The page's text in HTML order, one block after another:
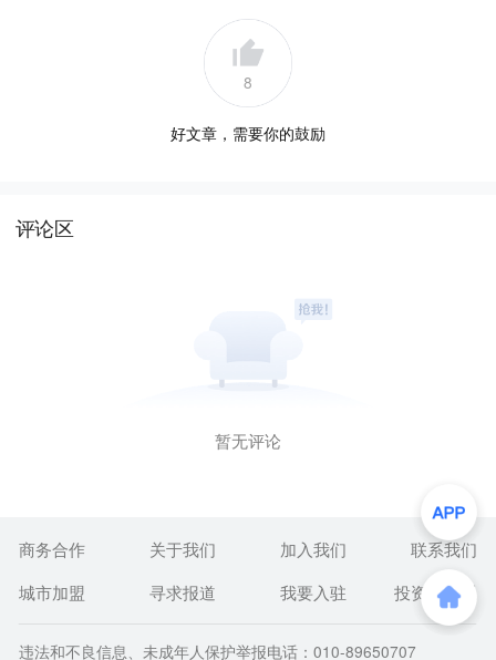
8
好文章，需要你的鼓励
评论区
暂无评论
商务合作 关于我们 加入我们
联系我们
城市加盟
寻求报道 我要入驻 投资者关系
违法和不良信息、未成年人保护举报电话：010-89650707